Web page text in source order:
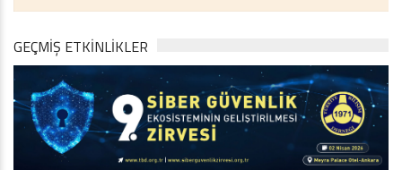
GEÇMİŞ ETKİNLİKLER